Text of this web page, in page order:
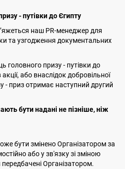
- путівки до Єгипту
наш PR-менеджер для
та узгодження документальних
головного призу - путівки до
або внаслідок добровільної
- приз отримає наступний другий
бути надані не пізніше, ніж
бути змінено Організатором за
або у зв'язку зі зміною
Організатором.